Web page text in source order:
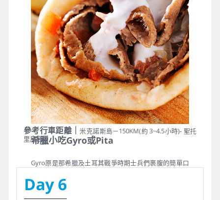
希臘小吃Gyro或Pita
Gyro原是那希臘及土耳其戰爭時期士兵們裹腹的簡單口
各式各樣的KEBAB，香脆的薯條，在加上濃濃的ZAZUKI
醬，灑一點特殊的香料，一卷卷的好滋味，便讓你讚不
參考行車距離｜米克諾斯島－150KM(約 3~4.5小時)- 聖托
里尼島
Day 6